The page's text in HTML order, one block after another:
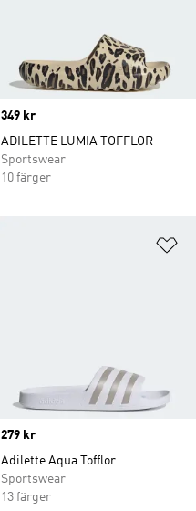
Price
349 kr
ADILETTE LUMIA TOFFLOR
Sportswear
10 färger
Price
279 kr
Adilette Aqua Tofflor
Sportswear
13 färger